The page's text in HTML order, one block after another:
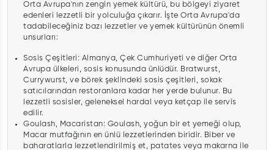
Orta Avrupa'nın zengin yemek kültürü, bu bölgeyi ziyaret
edenleri lezzetli bir yolculuğa çıkarır. İşte Orta Avrupa'da
tadabileceğiniz bazı lezzetler ve yemek kültürünün önemli
unsurları:
Sosis Çeşitleri: Almanya, Çek Cumhuriyeti ve diğer Orta
Avrupa ülkeleri, sosis konusunda ünlüdür. Bratwurst,
Currywurst, ve börek şeklindeki sosis çeşitleri, sokak
satıcılarından restoranlara kadar her yerde bulunur. Bu
lezzetli sosisler, geleneksel hardal veya ketçap ile servis
edilir.
Goulash, Macaristan: Goulash, yoğun bir et yemeği olup,
Macar mutfağının en ünlü lezzetlerinden biridir. Biber ve
baharatlarla lezzetlendirilmiş et, patates veya makarna ile